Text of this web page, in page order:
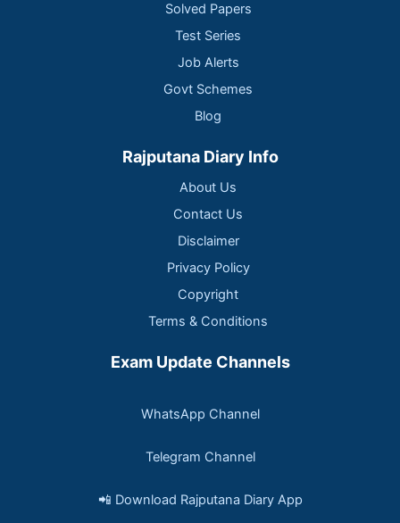
Solved Papers
Test Series
Job Alerts
Govt Schemes
Blog
Rajputana Diary Info
About Us
Contact Us
Disclaimer
Privacy Policy
Copyright
Terms & Conditions
Exam Update Channels
WhatsApp Channel
Telegram Channel
📲 Download Rajputana Diary App